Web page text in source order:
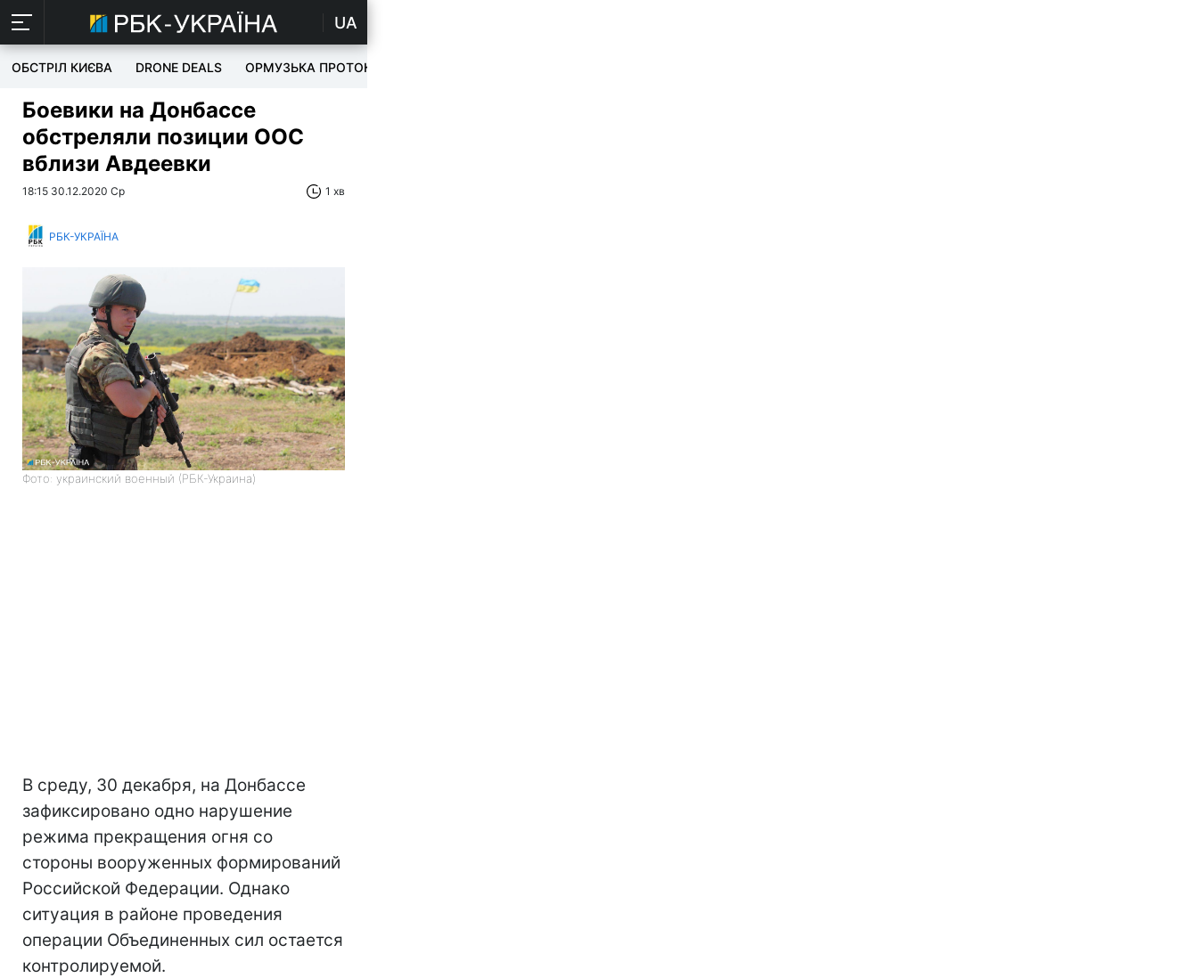
UA
ОБСТРІЛ КИЄВА DRONE DEALS ОРМУЗЬКА ПРОТОКА
Боевики на Донбассе
обстреляли позиции ООС
вблизи Авдеевки
18:15 30.12.2020 Ср 1 хв
РБК-УКРАЇНА
Фото: украинский военный (РБК-Украина)
В среду, 30 декабря, на Донбассе
зафиксировано одно нарушение
режима прекращения огня со
стороны вооруженных формирований
Российской Федерации. Однако
ситуация в районе проведения
операции Объединенных сил остается
контролируемой.